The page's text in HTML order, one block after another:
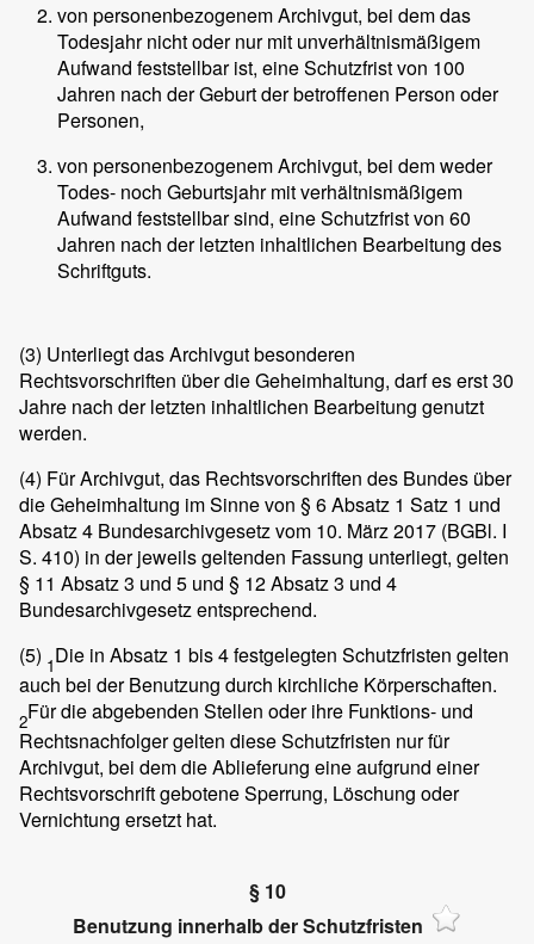
von personenbezogenem Archivgut, bei dem das
Todesjahr nicht oder nur mit unverhältnismäßigem
Aufwand feststellbar ist, eine Schutzfrist von 100
Jahren nach der Geburt der betroffenen Person oder
Personen,
von personenbezogenem Archivgut, bei dem weder
Todes- noch Geburtsjahr mit verhältnismäßigem
Aufwand feststellbar sind, eine Schutzfrist von 60
Jahren nach der letzten inhaltlichen Bearbeitung des
Schriftguts.
(3) Unterliegt das Archivgut besonderen
Rechtsvorschriften über die Geheimhaltung, darf es erst 30
Jahre nach der letzten inhaltlichen Bearbeitung genutzt
werden.
(4) Für Archivgut, das Rechtsvorschriften des Bundes über
die Geheimhaltung im Sinne von § 6 Absatz 1 Satz 1 und
Absatz 4 Bundesarchivgesetz vom 10. März 2017 (BGBl. I
S. 410) in der jeweils geltenden Fassung unterliegt, gelten
§ 11 Absatz 3 und 5 und § 12 Absatz 3 und 4
Bundesarchivgesetz entsprechend.
(5) 1Die in Absatz 1 bis 4 festgelegten Schutzfristen gelten
auch bei der Benutzung durch kirchliche Körperschaften.
2Für die abgebenden Stellen oder ihre Funktions- und
Rechtsnachfolger gelten diese Schutzfristen nur für
Archivgut, bei dem die Ablieferung eine aufgrund einer
Rechtsvorschrift gebotene Sperrung, Löschung oder
Vernichtung ersetzt hat.
§ 10
Benutzung innerhalb der Schutzfristen